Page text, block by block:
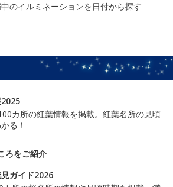
のイルミネーションを日付から探す
カ所の紅葉情報を掲載。紅葉名所の見頃
る！
ろをご紹介
ガイド2026